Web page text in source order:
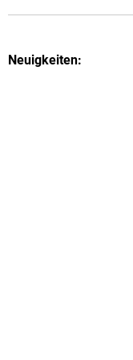
Neuigkeiten: